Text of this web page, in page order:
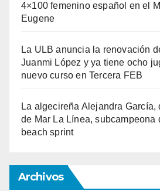
4×100 femenino español en el
Eugene
La ULB anuncia la renovación
Juanmi López y ya tiene ocho
nuevo curso en Tercera FEB
La algecireña Alejandra García,
de Mar La Línea, subcampeona
beach sprint
Archivos